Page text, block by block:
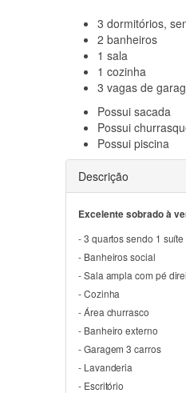
3 dormitórios,
2 banheiros
1 sala
1 cozinha
3 vagas de
Possui sacada
Possui
Possui piscina
Descrição
Excelente sobrado à
- 3 quartos sendo 1 suíte
- Banheiros social
- Sala ampla com pé
- Cozinha
- Área churrasco
- Banheiro externo
- Garagem 3 carros
- Lavanderia
- Escritório